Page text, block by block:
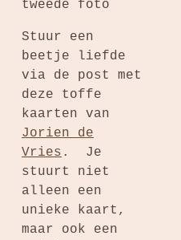
tweede foto
Stuur een
beetje liefde
via de post met
deze toffe
kaarten van
Jorien de
Vries . Je
stuurt niet
alleen een
unieke kaart,
maar ook een